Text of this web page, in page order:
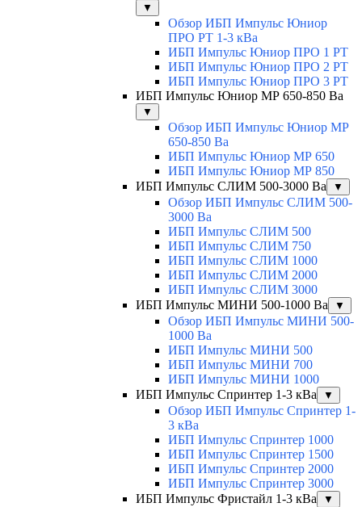
▼
Обзор ИБП Импульс Юниор
ПРО РТ 1-3 кВа
ИБП Импульс Юниор ПРО 1 РТ
ИБП Импульс Юниор ПРО 2 РТ
ИБП Импульс Юниор ПРО 3 РТ
ИБП Импульс Юниор МР 650-850 Ва
▼
Обзор ИБП Импульс Юниор МР
650-850 Ва
ИБП Импульс Юниор МР 650
ИБП Импульс Юниор МР 850
ИБП Импульс СЛИМ 500-3000 Ва
▼
Обзор ИБП Импульс СЛИМ 500-
3000 Ва
ИБП Импульс СЛИМ 500
ИБП Импульс СЛИМ 750
ИБП Импульс СЛИМ 1000
ИБП Импульс СЛИМ 2000
ИБП Импульс СЛИМ 3000
ИБП Импульс МИНИ 500-1000 Ва
▼
Обзор ИБП Импульс МИНИ 500-
1000 Ва
ИБП Импульс МИНИ 500
ИБП Импульс МИНИ 700
ИБП Импульс МИНИ 1000
ИБП Импульс Спринтер 1-3 кВа
▼
Обзор ИБП Импульс Спринтер 1-
3 кВа
ИБП Импульс Спринтер 1000
ИБП Импульс Спринтер 1500
ИБП Импульс Спринтер 2000
ИБП Импульс Спринтер 3000
ИБП Импульс Фристайл 1-3 кВа
▼